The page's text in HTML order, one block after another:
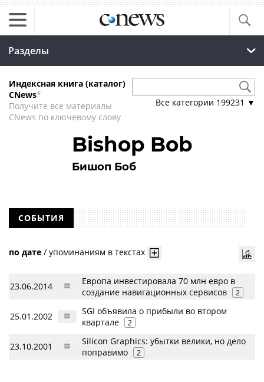
Разделы
Индексная книга (каталог)
CNews*
Получите все материалы
CNews по ключевому слову
Все категории 199231 ▼
Bishop Bob
Бишоп Боб
СОБЫТИЯ
по дате / упоминаниям в текстах
23.06.2014
Европа инвестировала 70 млн евро в
создание навигационных сервисов
2
25.01.2002
SGI объявила о прибыли во втором
квартале
2
23.10.2001
Silicon Graphics: убытки велики, но дело
поправимо
2